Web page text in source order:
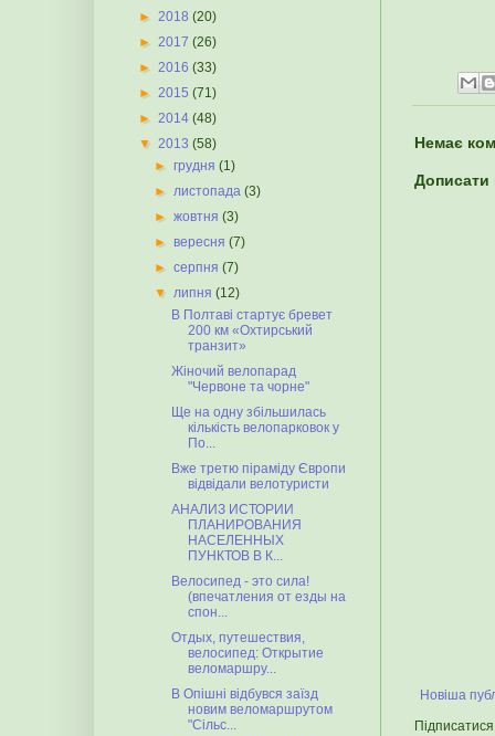
Немає
Дописати
Новіша
► 2018 (20)
► 2017 (26)
► 2016 (33)
► 2015 (71)
► 2014 (48)
▼ 2013 (58)
►грудня(1)
►листопада(3)
►жовтня(3)
►вересня(7)
►серпня(7)
▼липня(12)
В Полтаві стартує бревет
200 км «Охтирський
транзит»
Жіночий велопарад
"Червоне та чорне"
Ще на одну збільшилась
кількість велопарковок у
По...
Вже третю піраміду Європи
відвідали велотуристи
АНАЛИЗ ИСТОРИИ
ПЛАНИРОВАНИЯ
НАСЕЛЕННЫХ
ПУНКТОВ В К...
Велосипед - это сила!
(впечатления от езды на
спон...
Отдых, путешествия,
велосипед: Открытие
веломаршру...
В Опішні відбувся заїзд
новим веломаршрутом
"Сільс...